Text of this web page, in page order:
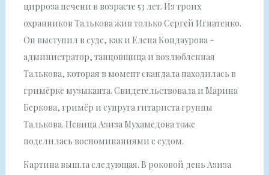
цирроза печени в возрасте 53 лет. Из троих
охранников Талькова жив только Сергей Игнатенко.
Он выступил в суде, как и Елена Кондаурова –
администратор, танцовщица и возлюбленная
Талькова, которая в момент скандала находилась в
гримёрке музыканта. Свидетельствовала и Марина
Беркова, гримёр и супруга гитариста группы
Талькова. Певица Азиза Мухамедова тоже
поделилась воспоминаниями с судом.
Картина вышла следующая. В роковой день Азиза